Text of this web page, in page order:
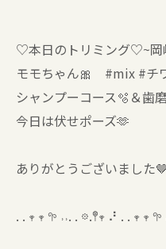
♡本日のトリミング♡⁠~岡
モモちゃん🎀 #mix #チ
シャンプーコース🫧＆歯
今日は伏せポーズ🫶
ありがとうございました🤎
. . 𖥧 𖥧 𖧧 ˒˒. . 𖡼.𖤣𖥧 ⠜ . . 𖥧 𖥧 𖧧